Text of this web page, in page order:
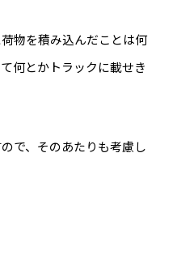
物を積み込んだことは何
何とかトラックに載せき
で、そのあたりも考慮し